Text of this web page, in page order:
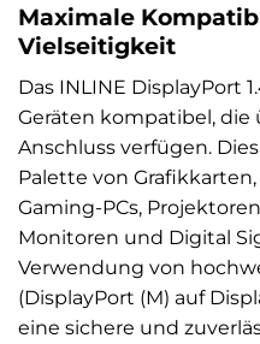
Maximale
Vielseitigkeit
Das INLINE DisplayPort
Geräten kompatibel, die
Anschluss verfügen.
Palette von
Gaming-PCs,
Monitoren und Digital
Verwendung von
(DisplayPort (M) auf
eine sichere und